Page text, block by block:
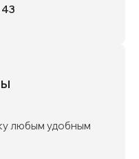
43
любым удобным